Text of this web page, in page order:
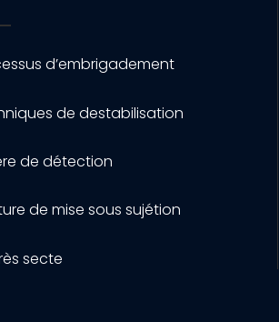
d’embrigadement
de destabilisation
de détection
de mise sous sujétion
secte